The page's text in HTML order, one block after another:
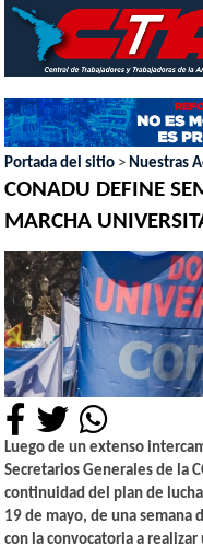
Portada del sitio > Nuestras
CONADU DEFINE
MARCHA
Luego de un extenso
Secretarios Generales de la
continuidad del plan de
19 de mayo, de una
con la convocatoria a